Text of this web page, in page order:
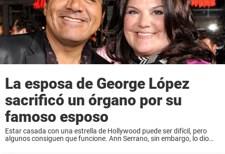
La esposa de George López
sacrificó un órgano por su
famoso esposo
Estar casada con una estrella de Hollywood puede ser difícil, pero
algunos consiguen que funcione. Ann Serrano, sin embargo, lo dio